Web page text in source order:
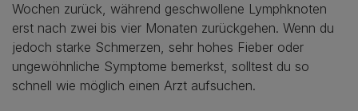
Wochen zurück, während geschwollene Lymphknoten
erst nach zwei bis vier Monaten zurückgehen. Wenn du
jedoch starke Schmerzen, sehr hohes Fieber oder
ungewöhnliche Symptome bemerkst, solltest du so
schnell wie möglich einen Arzt aufsuchen.